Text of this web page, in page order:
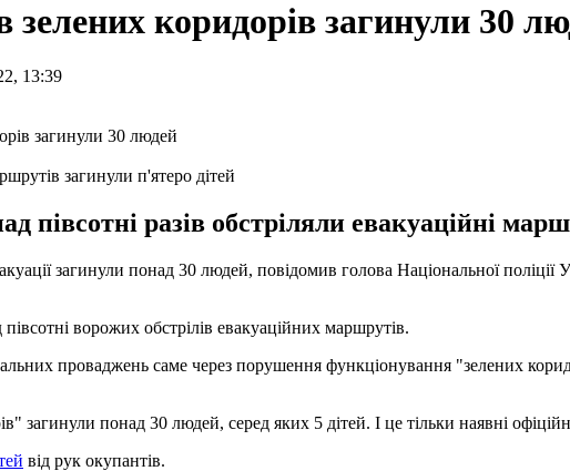
зелених коридорів загинули 30
13:39
загинули п'ятеро дітей
півсотні разів обстріляли евакуаційні
загинули понад 30 людей, повідомив голова Національної
ворожих обстрілів евакуаційних маршрутів.
проваджень саме через порушення функціонування "зелених
загинули понад 30 людей, серед яких 5 дітей. І це тільки наявні
від рук окупантів.